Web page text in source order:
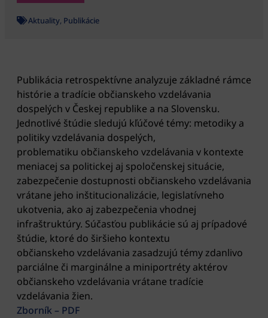
Aktuality, Publikácie
Publikácia retrospektívne analyzuje základné rámce
histórie a tradície občianskeho vzdelávania
dospelých v Českej republike a na Slovensku.
Jednotlivé štúdie sledujú kľúčové témy: metodiky a
politiky vzdelávania dospelých,
problematiku občianskeho vzdelávania v kontexte
meniacej sa politickej aj spoločenskej situácie,
zabezpečenie dostupnosti občianskeho vzdelávania
vrátane jeho inštitucionalizácie, legislatívneho
ukotvenia, ako aj zabezpečenia vhodnej
infraštruktúry. Súčasťou publikácie sú aj prípadové
štúdie, ktoré do širšieho kontextu
občianskeho vzdelávania zasadzujú témy zdanlivo
parciálne či marginálne a miniportréty aktérov
občianskeho vzdelávania vrátane tradície
vzdelávania žien.
Zborník – PDF